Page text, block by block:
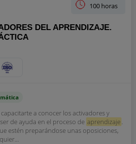
100 horas
DEL APRENDIZAJE.
a conocer los activadores y
de ayuda en el proceso de aprendizaje.
estén preparándose unas oposiciones,